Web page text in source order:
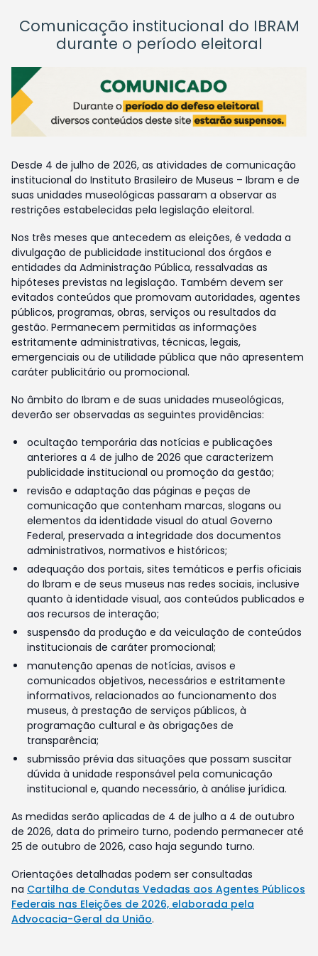
Comunicação institucional do IBRAM
durante o período eleitoral
Desde 4 de julho de 2026, as atividades de comunicação
institucional do Instituto Brasileiro de Museus – Ibram e de
suas unidades museológicas passaram a observar as
restrições estabelecidas pela legislação eleitoral.
Nos três meses que antecedem as eleições, é vedada a
divulgação de publicidade institucional dos órgãos e
entidades da Administração Pública, ressalvadas as
hipóteses previstas na legislação. Também devem ser
evitados conteúdos que promovam autoridades, agentes
públicos, programas, obras, serviços ou resultados da
gestão. Permanecem permitidas as informações
estritamente administrativas, técnicas, legais,
emergenciais ou de utilidade pública que não apresentem
caráter publicitário ou promocional.
No âmbito do Ibram e de suas unidades museológicas,
deverão ser observadas as seguintes providências:
ocultação temporária das notícias e publicações
anteriores a 4 de julho de 2026 que caracterizem
publicidade institucional ou promoção da gestão;
revisão e adaptação das páginas e peças de
comunicação que contenham marcas, slogans ou
elementos da identidade visual do atual Governo
Federal, preservada a integridade dos documentos
administrativos, normativos e históricos;
adequação dos portais, sites temáticos e perfis oficiais
do Ibram e de seus museus nas redes sociais, inclusive
quanto à identidade visual, aos conteúdos publicados e
aos recursos de interação;
suspensão da produção e da veiculação de conteúdos
institucionais de caráter promocional;
manutenção apenas de notícias, avisos e
comunicados objetivos, necessários e estritamente
informativos, relacionados ao funcionamento dos
museus, à prestação de serviços públicos, à
programação cultural e às obrigações de
transparência;
submissão prévia das situações que possam suscitar
dúvida à unidade responsável pela comunicação
institucional e, quando necessário, à análise jurídica.
As medidas serão aplicadas de 4 de julho a 4 de outubro
de 2026, data do primeiro turno, podendo permanecer até
25 de outubro de 2026, caso haja segundo turno.
Orientações detalhadas podem ser consultadas
na Cartilha de Condutas Vedadas aos Agentes Públicos
Federais nas Eleições de 2026, elaborada pela
Advocacia-Geral da União.